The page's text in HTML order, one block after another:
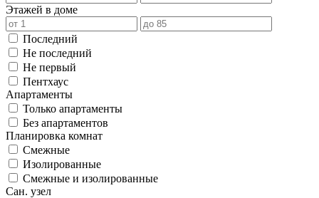
Этажей в доме
Последний
Не последний
Не первый
Пентхаус
Апартаменты
Только апартаменты
Без апартаментов
Планировка комнат
Смежные
Изолированные
Смежные и изолированные
Сан. узел